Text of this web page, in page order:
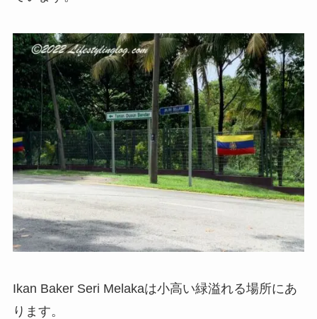
Ikan Baker Seri Melakaは小高い緑溢れる場所にあ
ります。